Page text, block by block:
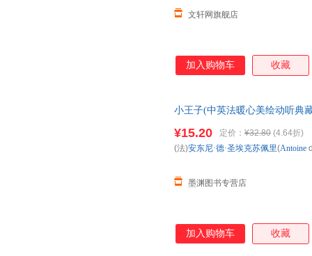
文轩网旗舰店
加入购物车 收藏
小王子(中英法暖心美绘动听典
购优惠咨询在线客服！
¥15.20 定价： ¥32.80 (4.64折)
墨渊图书专营店
(法)安东尼·德·圣埃克苏佩里(Antoine
加入购物车 收藏